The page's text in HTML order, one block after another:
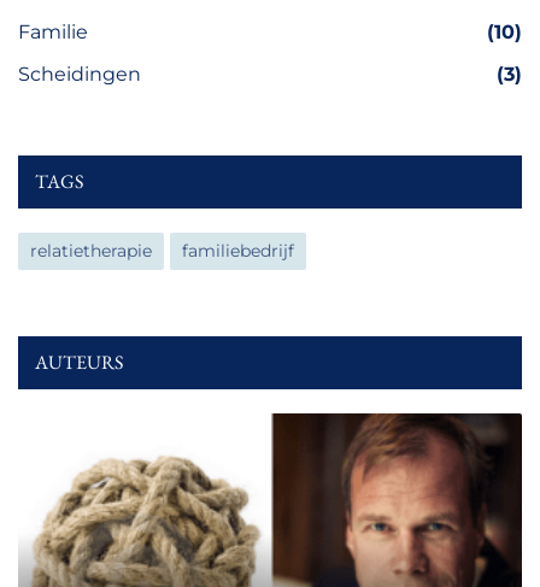
Familie
(10)
Scheidingen
(3)
TAGS
relatietherapie familiebedrijf
AUTEURS